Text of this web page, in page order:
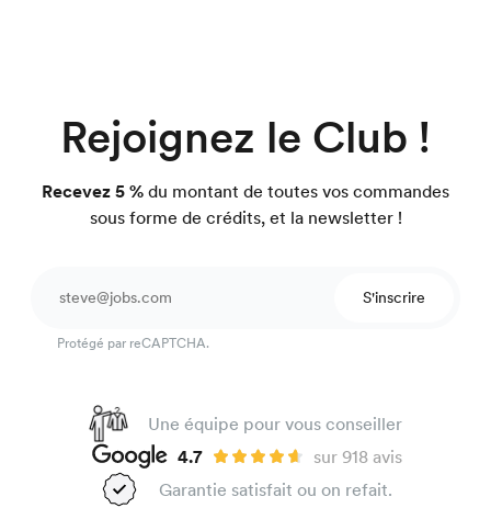
Rejoignez le Club !
Recevez 5 % du montant de toutes vos commandes
sous forme de crédits, et la newsletter !
S'inscrire
Protégé par reCAPTCHA.
Une équipe pour vous conseiller
4.7
sur 918 avis
Garantie satisfait ou on refait.